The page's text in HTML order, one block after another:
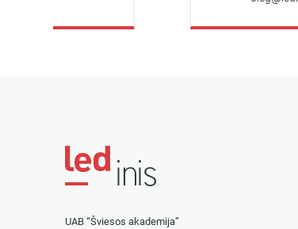
UAB “Šviesos akademija”